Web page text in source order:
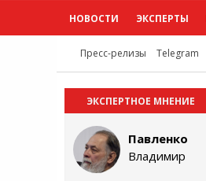
НОВОСТИ ЭКСПЕРТЫ
Пресс-релизы Telegram
ЭКСПЕРТНОЕ МНЕНИЕ
Павленко
Владимир